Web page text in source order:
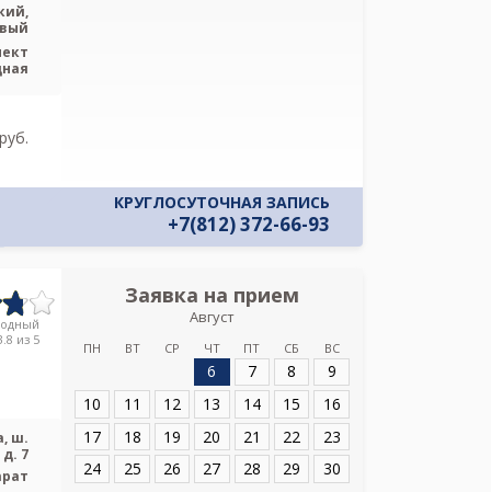
КРУГЛОСУТОЧНАЯ ЗАПИСЬ
+7(812) 372-66-93
из 5
ш.
7
Заявка на прием
Август
ПН ВТ СР ЧТ ПТ СБ ВС
6 7 8
9
10
11 12 13 14 15
16
17
18 19 20 21 22
23
24
25 26 27 28 29 30